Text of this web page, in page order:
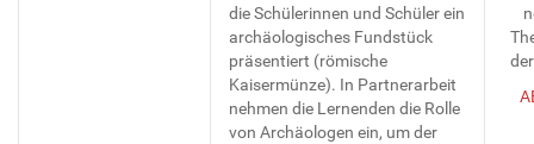
die Schülerinnen und Schüler ein
archäologisches Fundstück
präsentiert (römische
Kaisermünze). In Partnerarbeit
nehmen die Lernenden die Rolle
von Archäologen ein, um der